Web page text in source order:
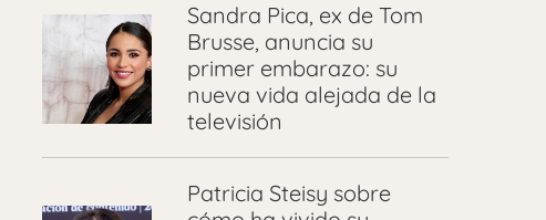
Sandra Pica, ex de Tom
Brusse, anuncia su
primer embarazo: su
nueva vida alejada de la
televisión
Patricia Steisy sobre